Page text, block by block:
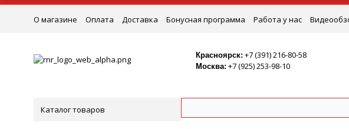
О магазине Оплата Доставка Бонусная программа Работа у нас
Красноярск: +7 (391) 216-80-58
Москва: +7 (925) 253-98-10
Каталог товаров